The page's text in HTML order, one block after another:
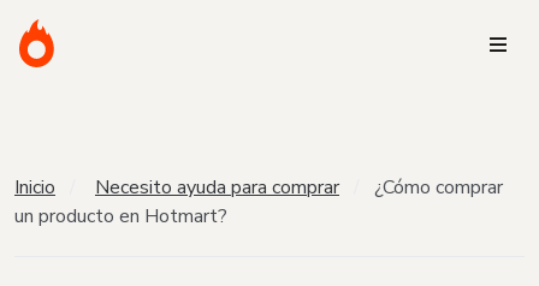
Inicio Necesito ayuda para comprar
¿Cómo comprar
un producto en Hotmart?